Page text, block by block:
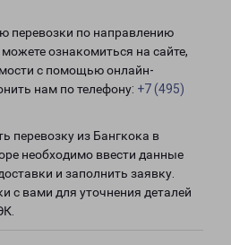
перевозки по направлению
ознакомиться на сайте,
с помощью онлайн-
нам по телефону: +7 (495)
перевозку из Бангкока в
необходимо ввести данные
и заполнить заявку.
с вами для уточнения деталей